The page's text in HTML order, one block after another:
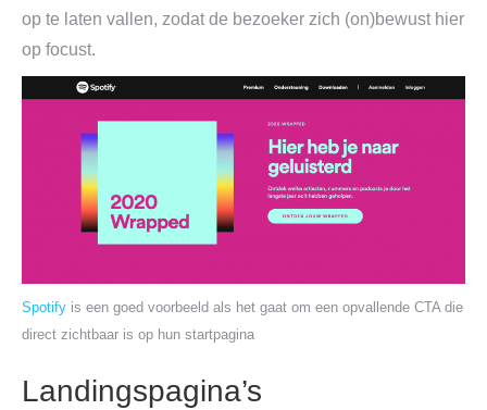
op te laten vallen, zodat de bezoeker zich (on)bewust hier
op focust.
Spotify is een goed voorbeeld als het gaat om een opvallende CTA die
direct zichtbaar is op hun startpagina
Landingspagina’s